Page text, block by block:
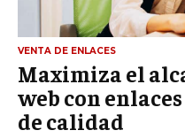
VENTA DE ENLACES
Maximiza el
web con
de calidad